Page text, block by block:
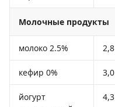
Молочные продукты
молоко 2.5% 2,8
кефир 0% 3,0
йогурт
4,3